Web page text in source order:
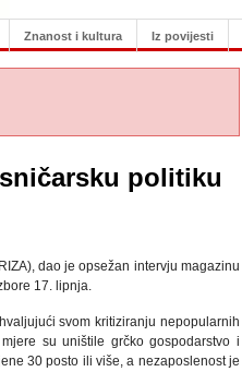
Znanost i kultura Iz povijesti
politiku
dao je opsežan intervju magazinu
17. lipnja.
svom kritiziranju nepopularnih
su uništile grčko gospodarstvo i
30 posto ili više, a nezaposlenost je